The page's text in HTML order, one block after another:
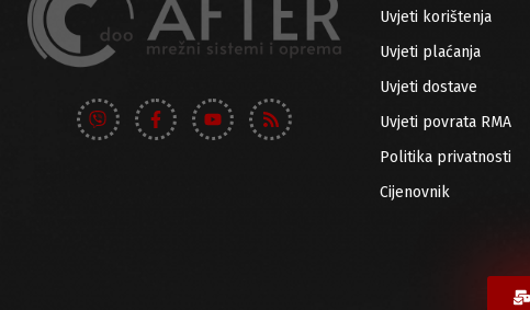
Uvjeti korištenja
Uvjeti plaćanja
Uvjeti dostave
Uvjeti povrata RMA
Politika privatnosti
Cijenovnik